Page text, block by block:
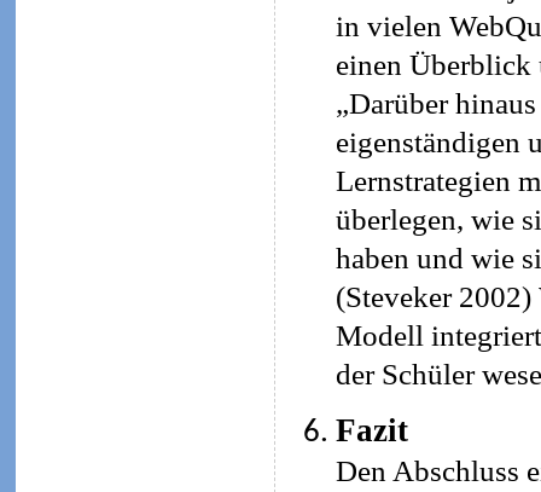
in vielen
einen Überblick
„Darüber
eigenständigen
Lernstrategien
überlegen, wie
haben und wie
(Steveker 2002)
Modell
der Schüler
Fazit
Den Abschluss